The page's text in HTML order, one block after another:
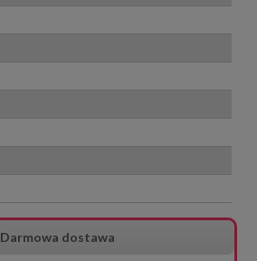
Darmowa dostawa